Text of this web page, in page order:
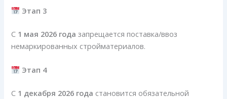
Этап 3
С 1 мая 2026 года запрещается поставка/ввоз
немаркированных стройматериалов.
Этап 4
С 1 декабря 2026 года становится обязательной